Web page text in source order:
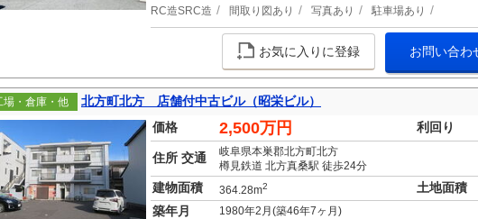
RC造SRC造 間取り図あり 写真あり 駐車場あり
お気に入りに登録 お問い合わ
場・倉庫・他
北方町北方 店舗付中古ビル（昭栄ビル）
価格
2,500万円 利回り
住所 交通
岐阜県本巣郡北方町北方
樽見鉄道 北方真桑駅 徒歩24分
建物面積 364.28m2 土地面積
築年月 1980年2月(築46年7ヶ月)